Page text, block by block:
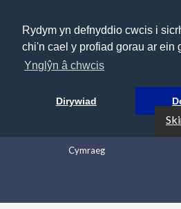
Rydym yn defnyddio cwcis i
chi'n cael y profiad gorau ar ein
Ynglŷn â chwcis
Dirywiad
Cymraeg